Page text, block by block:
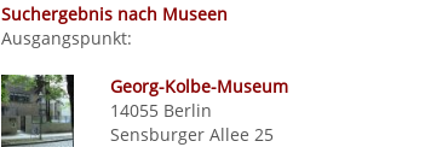
Suchergebnis nach Museen
Ausgangspunkt:
Georg-Kolbe-Museum
14055 Berlin
Sensburger Allee 25